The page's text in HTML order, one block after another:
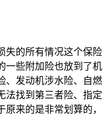
失的所有情况这个保险
一些附加险也放到了机
、发动机涉水险、自燃
法找到第三者险、指定
来的是非常划算的，